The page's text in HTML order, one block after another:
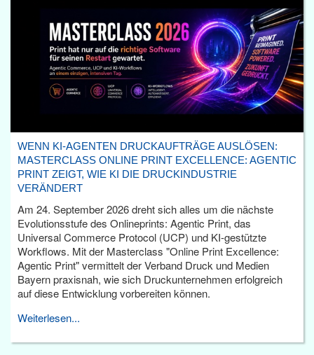
WENN KI-AGENTEN DRUCKAUFTRÄGE AUSLÖSEN:
MASTERCLASS ONLINE PRINT EXCELLENCE: AGENTIC
PRINT ZEIGT, WIE KI DIE DRUCKINDUSTRIE
VERÄNDERT
Am 24. September 2026 dreht sich alles um die nächste
Evolutionsstufe des Onlineprints: Agentic Print, das
Universal Commerce Protocol (UCP) und KI-gestützte
Workflows. Mit der Masterclass "Online Print Excellence:
Agentic Print" vermittelt der Verband Druck und Medien
Bayern praxisnah, wie sich Druckunternehmen erfolgreich
auf diese Entwicklung vorbereiten können.
Weiterlesen...